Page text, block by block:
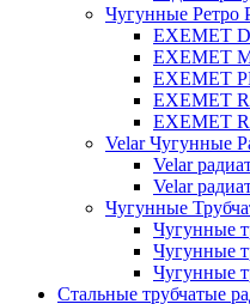
Чугунные Ретро
EXEMET
EXEMET
EXEMET
EXEMET
EXEMET
Velar Чугунные
Velar
Velar
Чугунные
Чугунные
Чугунные
Чугунные
Стальные трубчатые